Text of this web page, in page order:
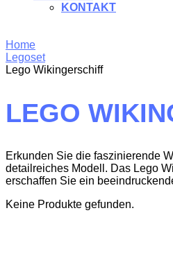
KONTAKT
Home
Legoset
Lego Wikingerschiff
LEGO
Erkunden Sie die faszinierende
detailreiches Modell. Das Lego
erschaffen Sie ein
Keine Produkte gefunden.